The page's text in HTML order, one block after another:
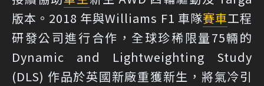
版本。2018 年與Williams F1 車隊賽車工程
研發公司進行合作，全球珍稀限量75輛的
Dynamic and Lightweighting Study
(DLS) 作品於英國新廠重獲新生，將氣冷引